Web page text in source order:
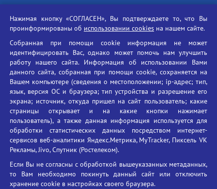
Единый портал государственных услуг
Противодействие угрозам информационной безопасности
Социальные ролики - Генеральная прокуратура РФ
Противодействие коррупции
БГУ против наркотиков
Брянский государственный университет
имени академика И.Г. Петровского
Время работы: пн-пт 09:00-18:00
E-mail: bryanskgu@mail.ru
Телефон: +7(4832)58-90-85
Нажимая кнопку «СОГЛАСЕН», Вы подтверждаете то, что Вы
проинформированы об использовании cookies на нашем сайте.
Собранная при помощи cookie информация не может
идентифицировать Вас, однако может помочь нам улучшить
работу нашего сайта. Информация об использовании Вами
данного сайта, собранная при помощи cookie, сохраняется на
Вашем компьютере (сведения о местоположении; ip-адрес; тип,
язык, версия ОС и браузера; тип устройства и разрешение его
экрана; источник, откуда пришел на сайт пользователь; какие
страницы открывает и на какие кнопки нажимает
пользователь), а также данная информация используется для
обработки статистических данных посредством интернет-
сервисов веб-аналитики Яндекс.Метрика, MyTracker, Пиксель VK
Рекламы, Jivo, Спутник (Ростелеком).
Если Вы не согласны с обработкой вышеуказанных метаданных,
то Вам необходимо покинуть данный сайт или отключить
хранение cookie в настройках своего браузера.